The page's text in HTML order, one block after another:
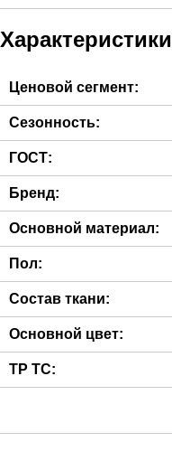
Характеристики
Ценовой сегмент:
Сезонность:
ГОСТ:
Бренд:
Основной материал:
Пол:
Состав ткани:
Основной цвет:
ТР ТС: